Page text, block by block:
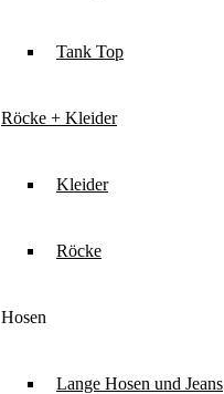
Tank Top
Röcke + Kleider
Kleider
Röcke
Hosen
Lange Hosen und Jeans